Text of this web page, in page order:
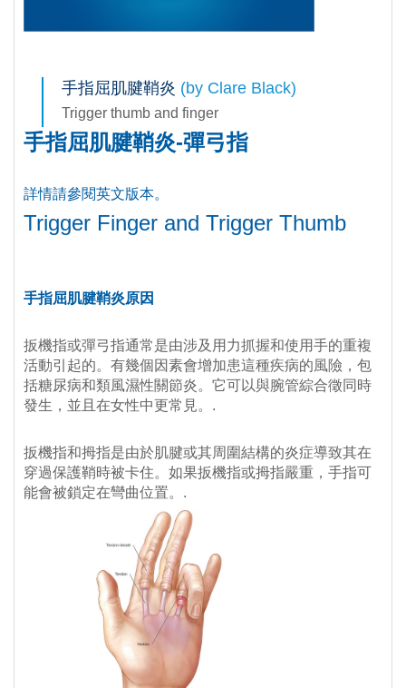
手指屈肌腱鞘炎 (by Clare Black)
Trigger thumb and finger
手指屈肌腱鞘炎-彈弓指
詳情請參閱英文版本。
Trigger Finger and Trigger Thumb
手指屈肌腱鞘炎原因
扳機指或彈弓指通常是由涉及用力抓握和使用手的重複
活動引起的。有幾個因素會增加患這種疾病的風險，包
括糖尿病和類風濕性關節炎。它可以與腕管綜合徵同時
發生，並且在女性中更常見。.
扳機指和拇指是由於肌腱或其周圍結構的炎症導致其在
穿過保護鞘時被卡住。如果扳機指或拇指嚴重，手指可
能會被鎖定在彎曲位置。.